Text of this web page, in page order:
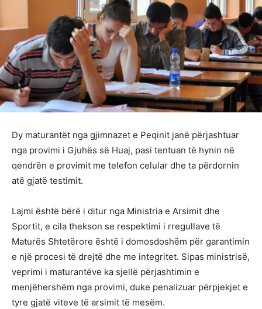
Dy maturantët nga gjimnazet e Peqinit janë përjashtuar
nga provimi i Gjuhës së Huaj, pasi tentuan të hynin në
qendrën e provimit me telefon celular dhe ta përdornin
atë gjatë testimit.
Lajmi është bërë i ditur nga Ministria e Arsimit dhe
Sportit, e cila thekson se respektimi i rregullave të
Maturës Shtetërore është i domosdoshëm për garantimin
e një procesi të drejtë dhe me integritet. Sipas ministrisë,
veprimi i maturantëve ka sjellë përjashtimin e
menjëhershëm nga provimi, duke penalizuar përpjekjet e
tyre gjatë viteve të arsimit të mesëm.